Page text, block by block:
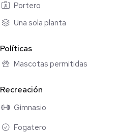
Portero
Una sola planta
Políticas
Mascotas permitidas
Recreación
Gimnasio
Fogatero